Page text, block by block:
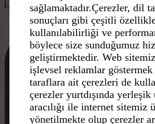
sağlamaktadır.Çerezler, dil
sonuçları gibi çeşitli
kullanılabilirliği ve
böylece size sunduğumuz
geliştirmektedir. Web
işlevsel reklamlar
taraflara ait çerezleri de
çerezler yurtdışında
aracılığı ile internet sitemiz
yönetilmekte olup çerezler